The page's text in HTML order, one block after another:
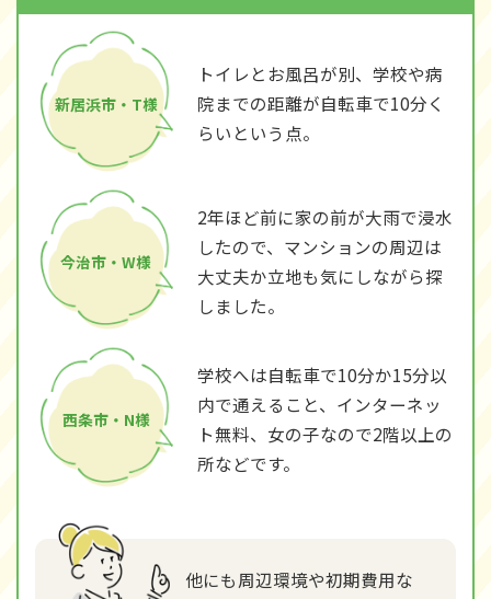
新居浜市・T様
トイレとお風呂が別、学校や病
院までの距離が自転車で10分く
らいという点。
今治市・W様
2年ほど前に家の前が大雨で浸水
したので、マンションの周辺は
大丈夫か立地も気にしながら探
しました。
西条市・N様
学校へは自転車で10分か15分以
内で通えること、インターネッ
ト無料、女の子なので2階以上の
所などです。
他にも周辺環境や初期費用な